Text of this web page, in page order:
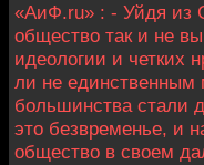
«АиФ.ru» : - Уйдя из
общество так и не
идеологии и четких
ли не единственным
большинства стали
это безвременье, и
общество в своем